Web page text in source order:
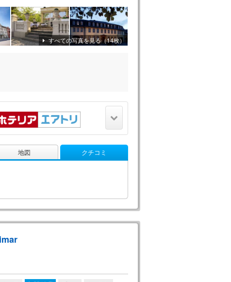
すべての写真を見る（14枚）
地図 クチコミ